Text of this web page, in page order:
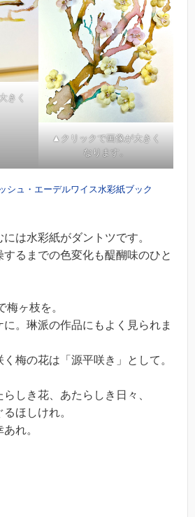
きく
▲クリックで画像が大きく
なります。
シュ・エーデルワイス水彩紙ブック
は水彩紙がダントツです。
るまでの色変化も醍醐味のひと
梅ヶ枝を。
。琳派の作品にもよく見られま
梅の花は「源平咲き」として。
しき花、あたらしき日々、
ほしけれ。
れ。